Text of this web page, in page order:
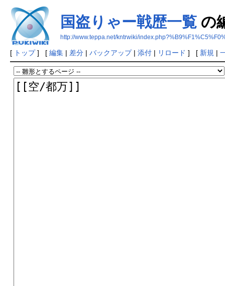
国盗りゃー戦歴一覧の
http://www.teppa.net/kntrwiki/
[ トップ] [ 編集| 差分| バックアップ| 添付| リロード ] [ 新規 |